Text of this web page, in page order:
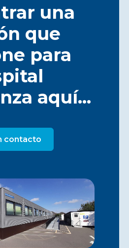
una
que
para
aquí...
contacto